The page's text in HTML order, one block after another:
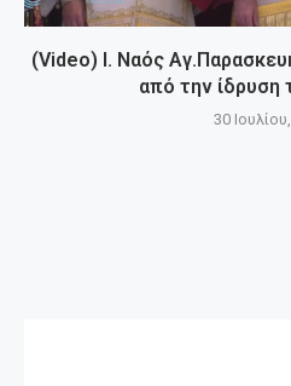
(Video) Ι. Ναός
από την ίδρυση
30